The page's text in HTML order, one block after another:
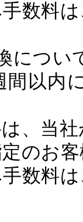
手数料
につい
間以
、当
定のお
数料